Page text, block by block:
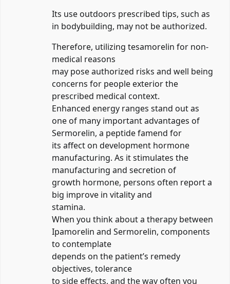
Its use outdoors prescribed tips, such as
in bodybuilding, may not be authorized.
Therefore, utilizing tesamorelin for non-
medical reasons
may pose authorized risks and well being
concerns for people exterior the
prescribed medical context.
Enhanced energy ranges stand out as
one of many important advantages of
Sermorelin, a peptide famend for
its affect on development hormone
manufacturing. As it stimulates the
manufacturing and secretion of
growth hormone, persons often report a
big improve in vitality and
stamina.
When you think about a therapy between
Ipamorelin and Sermorelin, components
to contemplate
depends on the patient’s remedy
objectives, tolerance
to side effects, and the way often you